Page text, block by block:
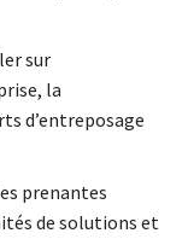
sur
la
d’entreposage
prenantes
de solutions et